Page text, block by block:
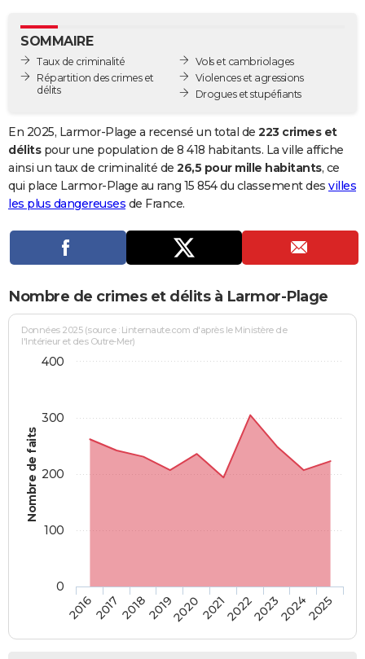
GUIDES D'ACHAT
BONS PLANS
Carte de Noël
Carte Bonne année
Carte Saint-Valentin
Carte Pâques
Carte d'anniversaire
DICTIONNAIRE
Dictionnaire
Biographies
Citations
Expressions
Proverbes
PROGRAMME TV
Se connecter
Entreprises
Service militaire
Avis de recherche
AVIS DE DÉCÈS
Bricolage
Lifestyle
Culture
Sport
Auto
Television
Voyage
Cinema
SOMMAIRE
Taux de criminalité
Répartition des crimes et
délits
Vols et cambriolages
Violences et agressions
Drogues et stupéfiants
En 2025, Larmor-Plage a recensé un total de 223 crimes et
délitspour une population de 8 418 habitants. La ville affiche
ainsi un taux de criminalité de 26,5 pour mille habitants, ce
qui place Larmor-Plage au rang 15 854 du classement des villes
les plus dangereuses de France.
Nombre de crimes et délits à Larmor-Plage
Nombre de faits
Données 2025 (source : Linternaute.com d'après le Ministère de
l'Intérieur et des Outre-Mer)
2016201720182019202020212022202320242025
0
100
200
300
400